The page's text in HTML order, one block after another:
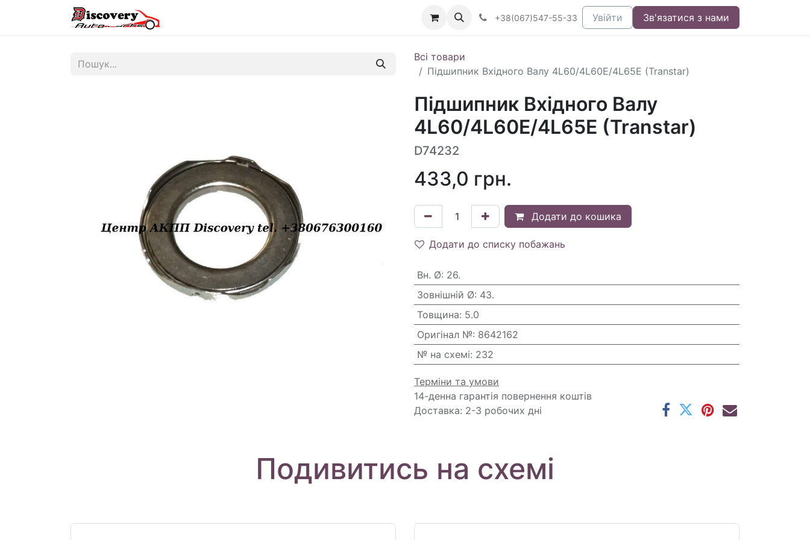
+38(067)547-55-33 Увійти Зв'язатися з нами
Всі товари
Підшипник Вхідного Валу 4L60/4L60E/4L65E (Transtar)
Підшипник Вхідного Валу
4L60/4L60E/4L65E (Transtar)
D74232
433,0 грн.
Додати до кошика
Додати до списку побажань
Вн. Ø: 26.
Зовнішній Ø: 43.
Товщина: 5.0
Оригінал №: 8642162
№ на схемі: 232
Терміни та умови
14-денна гарантія повернення коштів
Доставка: 2-3 робочих дні
Подивитись на схемі